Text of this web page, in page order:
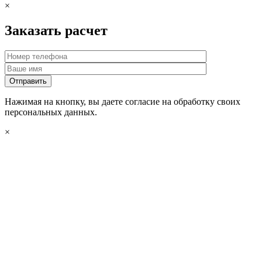
×
Заказать расчет
Нажимая на кнопку, вы даете согласие на обработку своих
персональных данных.
×